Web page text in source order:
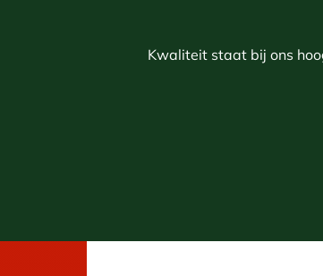
Kwaliteit staat bij ons